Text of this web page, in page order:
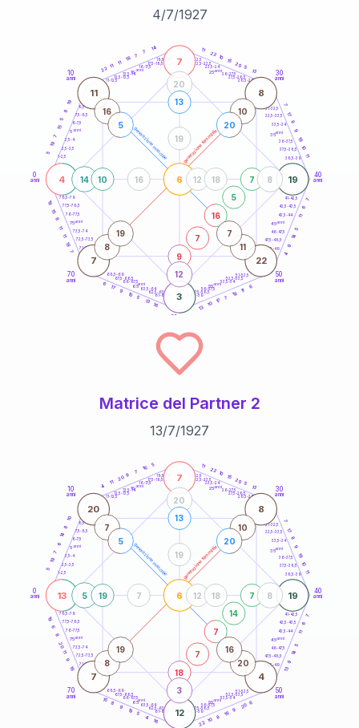
4/7/1927
generazione maschile generazione femminile
0
anni
10
anni
30
anni
40
anni
50
anni
60
70
anni
1-2,5
2,5-3,5
3,5-4
6-7,5
7,5-8,5
8,5-9
11-12,5
12,5-13,5
13,5-14
16-17,5
17,5-18,5
18,5-19
21-22,5
22,5-23,5
23,5-24
26-27,5
27,5-28,5
28,5-29
31-32,5
32,5-33,5
33,5-34
36-37,5
37,5-38,5
38,5-39
41-42,5
42,5-43,5
43,5-44
46-47,5
47,5-48,5
48,5-49
51-52,5
52,5-53,5
53,5-54
56-57,5
57,5-58,5
58,5-59
61-62,5
62,5-63,5
63,5-64
66-67,5
67,5-68,5
68,5-69
71-72,5
72,5-73,5
73,5-74
76-77,5
77,5-78,5
78,5-79
5
19
7
15
5
8
19
22 11
11
18 7
7
14 11
22 10
15
20 5
13
7
17
8
9
19
10
11
7
6
11
5
14
9
4
6
11
18
7
17
10
13
16
13
5
10
9
17
6
7
18
11
11
8
15
19
4
7
19
3
6
11 8
7 22
9
7
16
5
7
14
20
8
12
10
13
12 18
16
19
16
5
10
20
8
19
11
7
5anni
15 anni 25anni
35anni
45anni
55anni
65anni
75anni
Matrice del Partner 2
13/7/1927
generazione maschile generazione femminile
0
anni
10
anni
30
anni
40
anni
50
anni
70
anni
1-2,5
2,5-3,5
3,5-4
6-7,5
7,5-8,5
8,5-9
11-12,5
12,5-13,5
13,5-14
16-17,5
17,5-18,5
18,5-19 21-22,5
22,5-23,5
23,5-24
26-27,5
27,5-28,5
28,5-29
31-32,5
32,5-33,5
33,5-34
36-37,5
37,5-38,5
38,5-39
41-42,5
42,5-43,5
43,5-44
46-47,5
47,5-48,5
48,5-49
51-52,5
52,5-53,5
53,5-54
56-57,5
57,5-58,5
58,5-59
61-62,5
62,5-63,5
63,5-64
66-67,5
67,5-68,5
68,5-69
71-72,5
72,5-73,5
73,5-74
76-77,5
77,5-78,5
78,5-79
5
19
7
6
14
8
10
4
11
20
9
7
16 5 11
22 10
15
20 5
13
7
17
8
9
19
10
11
7
6
11
5
14
9
13
6
20
9
16
8
10
22
16
4
5
19
9
8
15
16
9
11
20
8
6
19
13
7
19
12
6
20 8
7 4
18
7
7
14
7
5
20
8
3
19
13
12 18
7
19
7
5
10
20
8
19
20
16
5anni
15 anni 25anni
35anni
45anni
55anni
65anni
75anni